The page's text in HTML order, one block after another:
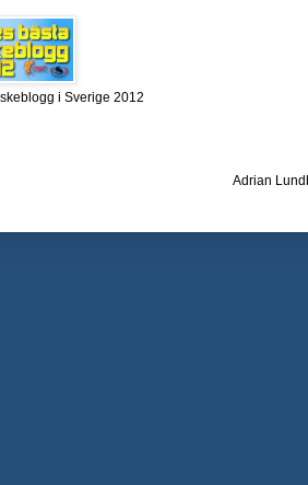
i Sverige 2012
Adrian